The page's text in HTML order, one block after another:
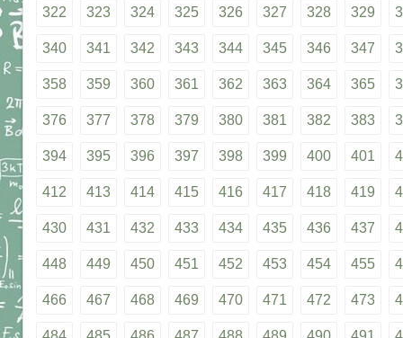
322 323 324 325 326 327 328 329
340 341 342 343 344 345 346 347
358 359 360 361 362 363 364 365
376 377 378 379 380 381 382 383
394 395 396 397 398 399 400 401
412 413 414 415 416 417 418 419
430 431 432 433 434 435 436 437
448 449 450 451 452 453 454 455
466 467 468 469 470 471 472 473